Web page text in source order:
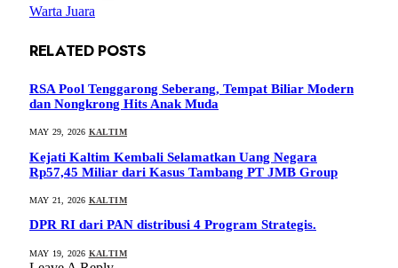
Warta Juara
RELATED POSTS
RSA Pool Tenggarong Seberang, Tempat Biliar Modern
dan Nongkrong Hits Anak Muda
MAY 29, 2026 KALTIM
Kejati Kaltim Kembali Selamatkan Uang Negara
Rp57,45 Miliar dari Kasus Tambang PT JMB Group
MAY 21, 2026 KALTIM
DPR RI dari PAN distribusi 4 Program Strategis.
MAY 19, 2026 KALTIM